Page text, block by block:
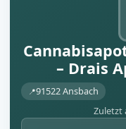
– Drais
91522 Ansbach
Zuletzt